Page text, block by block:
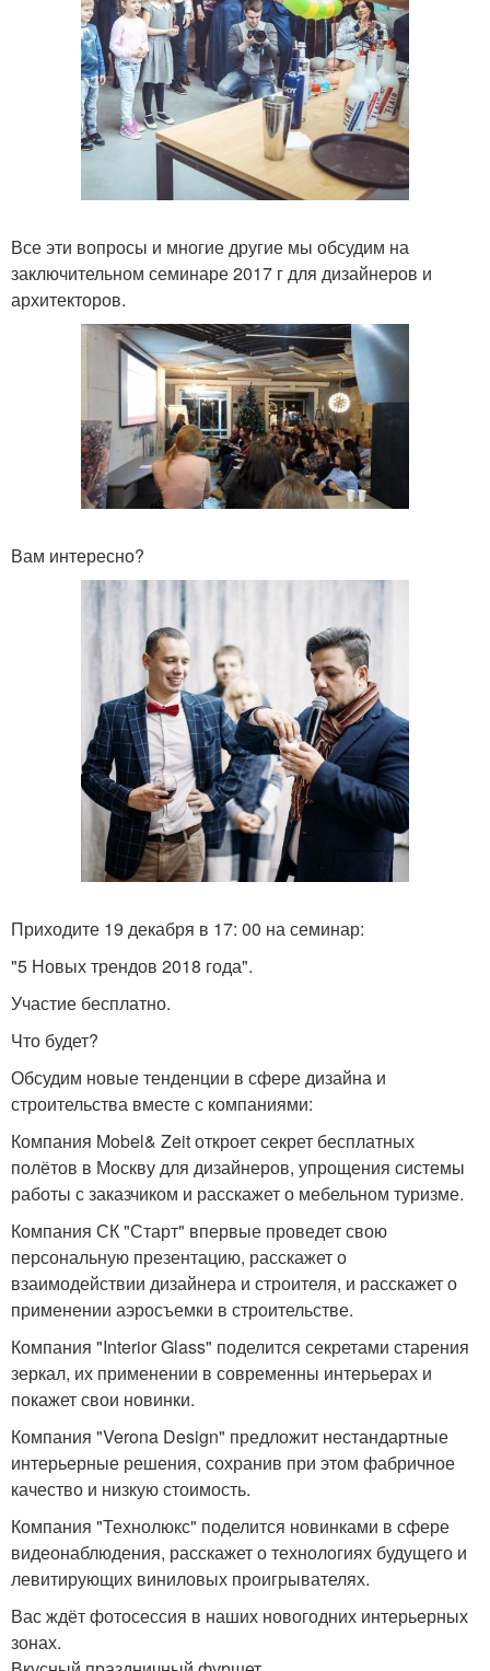
Все эти вопросы и многие другие мы обсудим на
заключительном семинаре 2017 г для дизайнеров и
архитекторов.
Вам интересно?
Приходите 19 декабря в 17: 00 на семинар:
"5 Новых трендов 2018 года".
Участие бесплатно.
Что будет?
Обсудим новые тенденции в сфере дизайна и
строительства вместе с компаниями:
Компания Mobel& Zeit откроет секрет бесплатных
полётов в Москву для дизайнеров, упрощения системы
работы с заказчиком и расскажет о мебельном туризме.
Компания СК "Старт" впервые проведет свою
персональную презентацию, расскажет о
взаимодействии дизайнера и строителя, и расскажет о
применении аэросъемки в строительстве.
Компания "Interior Glass" поделится секретами старения
зеркал, их применении в современны интерьерах и
покажет свои новинки.
Компания "Verona Design" предложит нестандартные
интерьерные решения, сохранив при этом фабричное
качество и низкую стоимость.
Компания "Технолюкс" поделится новинками в сфере
видеонаблюдения, расскажет о технологиях будущего и
левитирующих виниловых проигрывателях.
Вас ждёт фотосессия в наших новогодних интерьерных
зонах.